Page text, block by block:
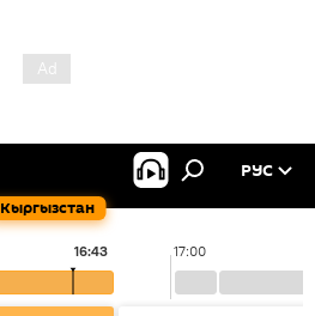
Кыргызстан
РУС
17:00
16:43